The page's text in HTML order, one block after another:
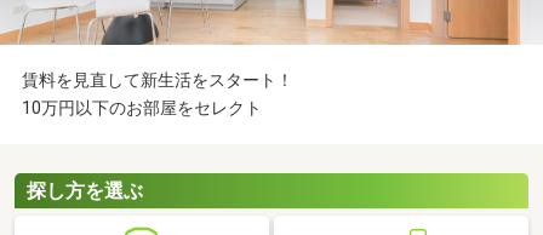
賃料を見直して新生活をスタート！
10万円以下のお部屋をセレクト
探し方を選ぶ